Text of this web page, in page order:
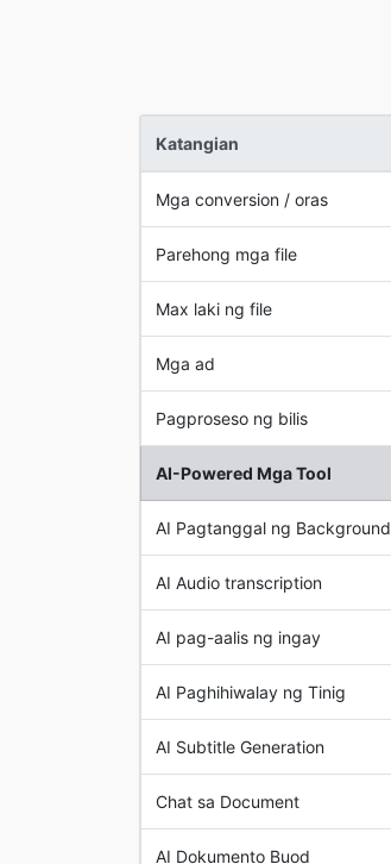
Katangian
Mga conversion / oras
Parehong mga file
Max laki ng file
Mga ad
Pagproseso ng bilis
AI-Powered Mga Tool
AI Pagtanggal ng Background
AI Audio transcription
AI pag-aalis ng ingay
AI Paghihiwalay ng Tinig
AI Subtitle Generation
Chat sa Document
AI Dokumento Buod